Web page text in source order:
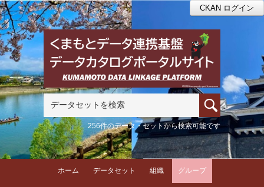
CKAN ログイン
256件のデータ・セットから検索可能です
ホーム データセット 組織 グループ